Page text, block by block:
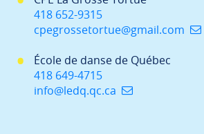
418 652-9315
cpegrossetortue@gmail.com
École de danse de Québec
418 649-4715
info@ledq.qc.ca